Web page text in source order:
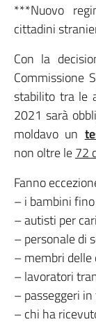
***Nuovo
cittadini
Con la
Commissione
stabilito tra le
2021 sarà
moldavo un
non oltre le72
Fanno
– i bambini
– autisti per
– personale di
– membri delle
– lavoratori
– passeggeri
– chi ha